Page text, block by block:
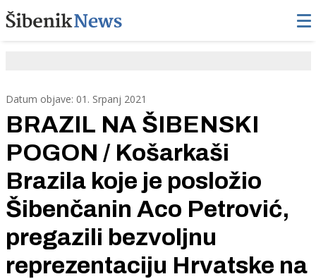
Datum objave: 01. Srpanj 2021
BRAZIL NA ŠIBENSKI
POGON / Košarkaši
Brazila koje je posložio
Šibenčanin Aco Petrović,
pregazili bezvoljnu
reprezentaciju Hrvatske na